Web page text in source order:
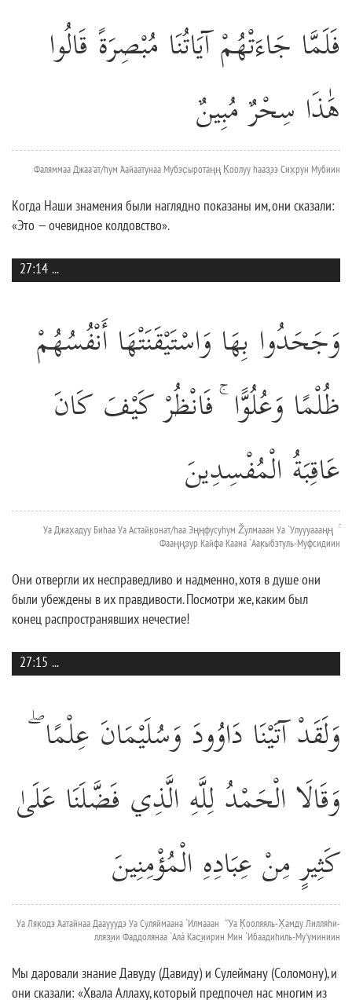
فَلَمَّا جَاءَتْهُمْ آيَاتُنَا مُبْصِرَةً قَالُوا
هَٰذَا سِحْرٌ مُبِينٌ
Фаляммаа Джаа'ат/hум 'Аайаатунаа Мубэс̣ыротаңң К̣оолуу hааз̱ээ Сих̣рун Мубиин
Когда Наши знамения были наглядно показаны им, они сказали:
«Это — очевидное колдовство».
27:14 ...
وَجَحَدُوا بِهَا وَاسْتَيْقَنَتْهَا أَنْفُسُهُمْ
ظُلْمًا وَعُلُوًّا ۚ فَانْظُرْ كَيْفَ كَانَ
عَاقِبَةُ الْمُفْسِدِينَ
Уа Джах̣адуу Биhаа Уа Астайк̣онат/hаа Эңңфусуhум Žулмааан Уа `Улуууаааңң ۚ
Фааңңз̣ур Кайфа Каана `Аак̣ыбэтуль-Муфсидиин
Они отвергли их несправедливо и надменно, хотя в душе они
были убеждены в их правдивости. Посмотри же, каким был
конец распространявших нечестие!
27:15 ...
وَلَقَدْ آتَيْنَا دَاوُودَ وَسُلَيْمَانَ عِلْمًا ۖ
وَقَالَا الْحَمْدُ لِلَّهِ الَّذِي فَضَّلَنَا عَلَىٰ
كَثِيرٍ مِنْ عِبَادِهِ الْمُؤْمِنِينَ
Уа Ляк̣одэ 'Аатайнаа Дааууудэ Уа Суляймаана `Илмааан ۖ Уа К̣ооляяль-Х̣амду Лилляhи-
лляз̱ии Фаддолянаа `Алá Кас̱иирин Мин `Ибаадиhиль-Му'уминиин
Мы даровали знание Давуду (Давиду) и Сулейману (Соломону), и
они сказали: «Хвала Аллаху, который предпочел нас многим из